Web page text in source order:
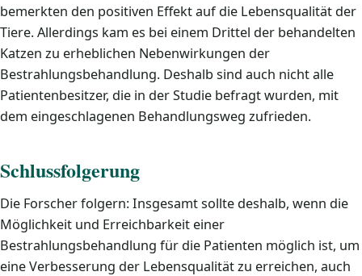
bemerkten den positiven Effekt auf die Lebensqualität der
Tiere. Allerdings kam es bei einem Drittel der behandelten
Katzen zu erheblichen Nebenwirkungen der
Bestrahlungsbehandlung. Deshalb sind auch nicht alle
Patientenbesitzer, die in der Studie befragt wurden, mit
dem eingeschlagenen Behandlungsweg zufrieden.
Schlussfolgerung
Die Forscher folgern: Insgesamt sollte deshalb, wenn die
Möglichkeit und Erreichbarkeit einer
Bestrahlungsbehandlung für die Patienten möglich ist, um
eine Verbesserung der Lebensqualität zu erreichen, auch